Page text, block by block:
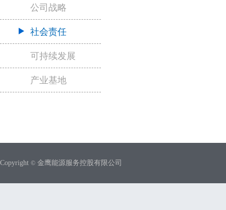
公司战略
社会责任
可持续发展
产业基地
Copyright © 金鹰能源服务控股有限公司